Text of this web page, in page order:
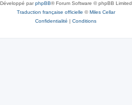
Développé parphpBB® Forum Software © phpBB Limited
Traduction française officielle ©Miles Cellar
Confidentialité | Conditions